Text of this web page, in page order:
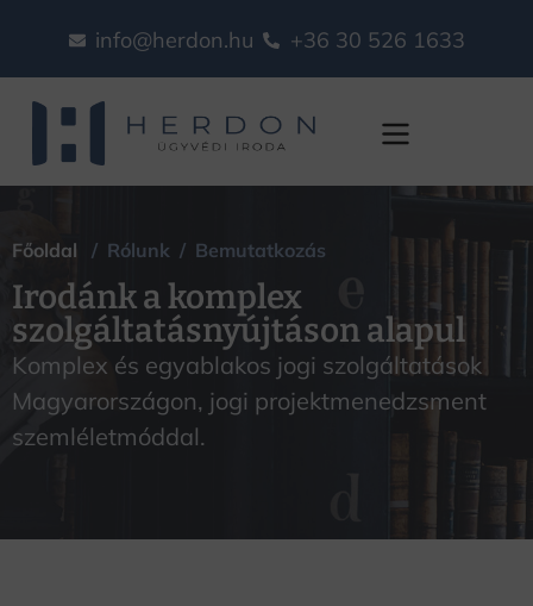
info@herdon.hu +36 30 526 1633
Főoldal / Rólunk / Bemutatkozás
Irodánk a komplex
szolgáltatásnyújtáson alapul
Komplex és egyablakos jogi szolgáltatások
Magyarországon, jogi projektmenedzsment
szemléletmóddal.